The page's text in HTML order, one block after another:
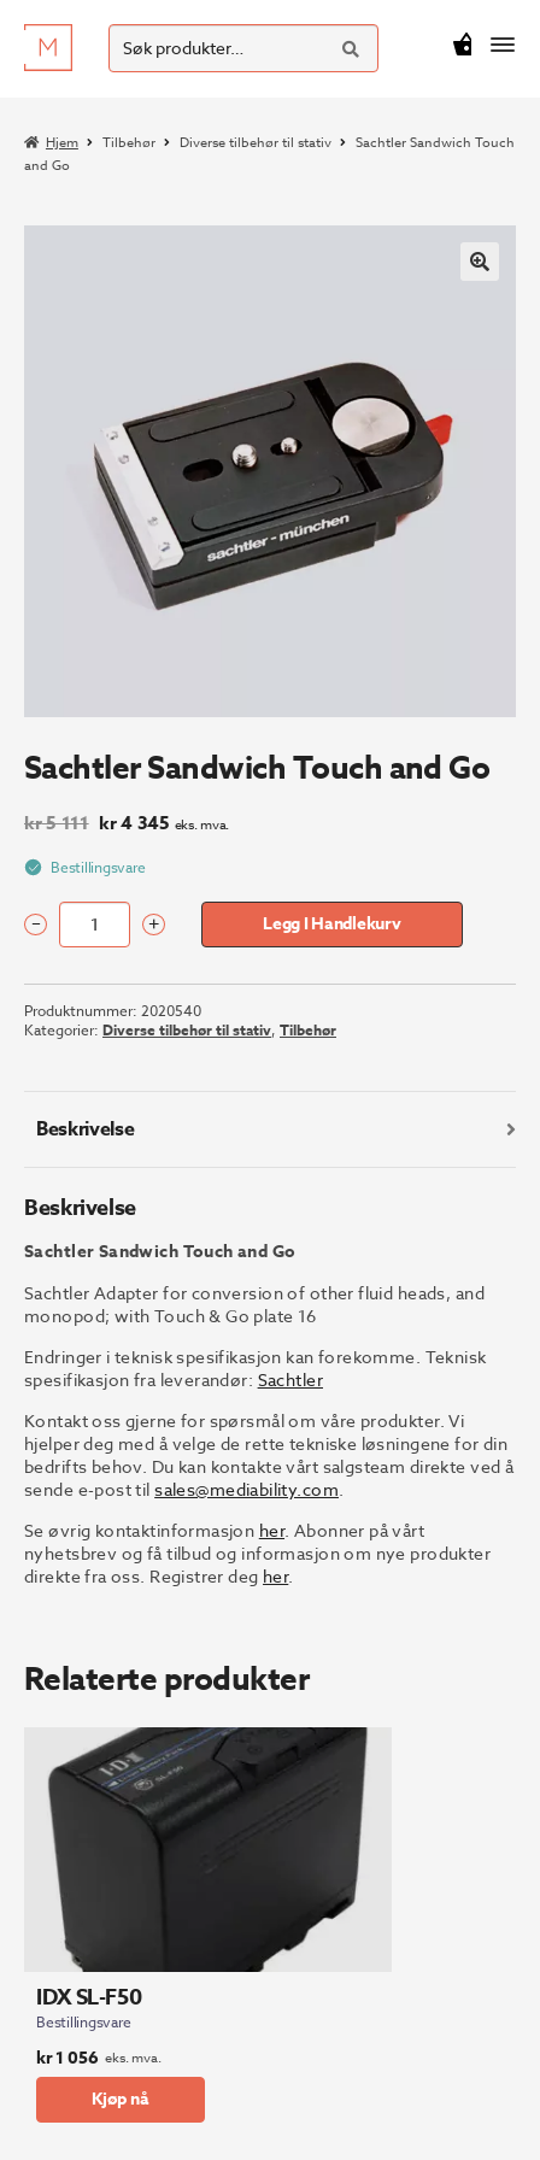
Hopp
til
Hopp
til
Søk
etter:
SØK
kr0
Hjem Tilbehør Diverse tilbehør til stativ
Sachtler Sandwich Touch
and Go
Sachtler Sandwich Touch and Go
kr5 111 Opprinnelig
var:
111.
kr4 345Nåværende
345.
eks. mva.
Bestillingsvare
Sachtler
Touch
and
Go
– + Legg I Handlekurv
Produktnummer: 2020540
Kategorier: Diverse tilbehør til stativ, Tilbehør
Beskrivelse
Beskrivelse
Sachtler Sandwich Touch and Go
Sachtler Adapter for conversion of other fluid heads, and
monopod; with Touch & Go plate 16
Endringer i teknisk spesifikasjon kan forekomme. Teknisk
spesifikasjon fra leverandør: Sachtler
Kontakt oss gjerne for spørsmål om våre produkter. Vi
hjelper deg med å velge de rette tekniske løsningene for din
bedrifts behov. Du kan kontakte vårt salgsteam direkte ved å
sende e-post tilsales@mediability.com.
Se øvrig kontaktinformasjon her. Abonner på vårt
nyhetsbrev og få tilbud og informasjon om nye produkter
direkte fra oss. Registrer deg her.
Relaterte produkter
IDX SL-F50
Bestillingsvare
kr1 056 eks. mva.
Kjøp nå